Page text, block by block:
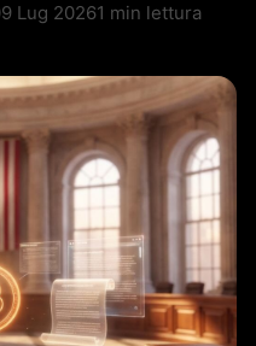
Lug 20261 min lettura